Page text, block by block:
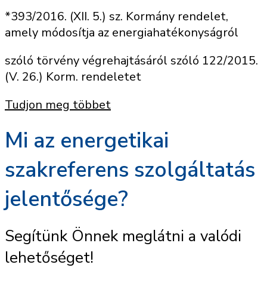
*393/2016. (XII. 5.) sz. Kormány rendelet,
amely módosítja az energiahatékonyságról
szóló törvény végrehajtásáról szóló 122/2015.
(V. 26.) Korm. rendeletet
Tudjon meg többet
Mi az energetikai
szakreferens szolgáltatás
jelentősége?
Segítünk Önnek meglátni a valódi
lehetőséget!